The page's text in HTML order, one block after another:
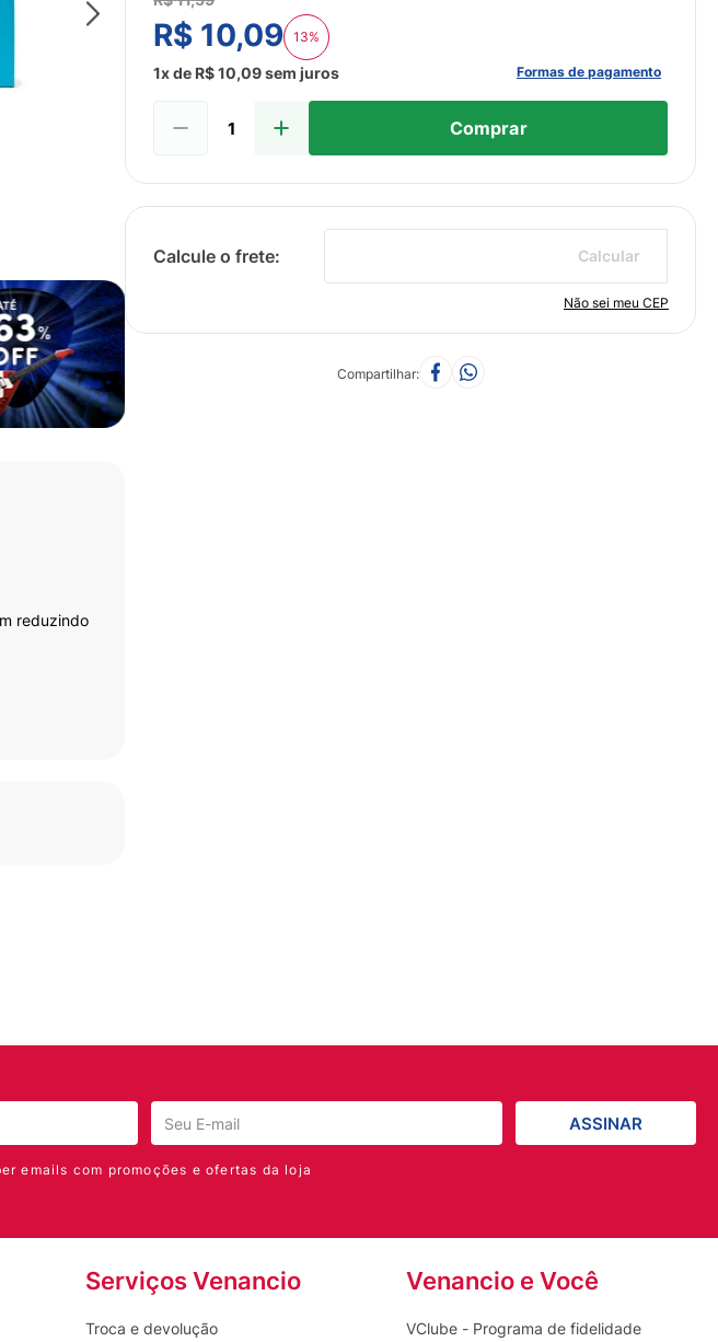
R$ 10,09 13%
1x de R$ 10,09sem juros Formas de pagamento
Comprar
Não sei meu CEP
Calcular
Compartilhar
reduzindo
se
ASSINAR
emails com promoções e ofertas da loja
Serviços Venancio
Troca e devolução
Venancio e Você
VClube - Programa de fidelidade